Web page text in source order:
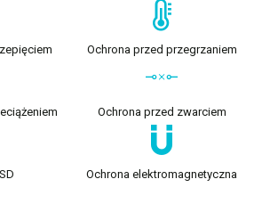
Ochrona przed przegrzaniem
Ochrona przed zwarciem
Ochrona elektromagnetyczna